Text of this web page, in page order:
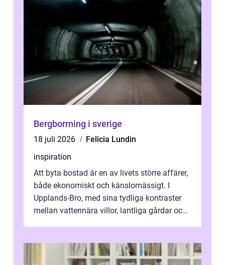
Bergborrning i sverige
18 juli 2026
Felicia Lundin
inspiration
Att byta bostad är en av livets större affärer,
både ekonomiskt och känslomässigt. I
Upplands-Bro, med sina tydliga kontraster
mellan vattennära villor, lantliga gårdar och